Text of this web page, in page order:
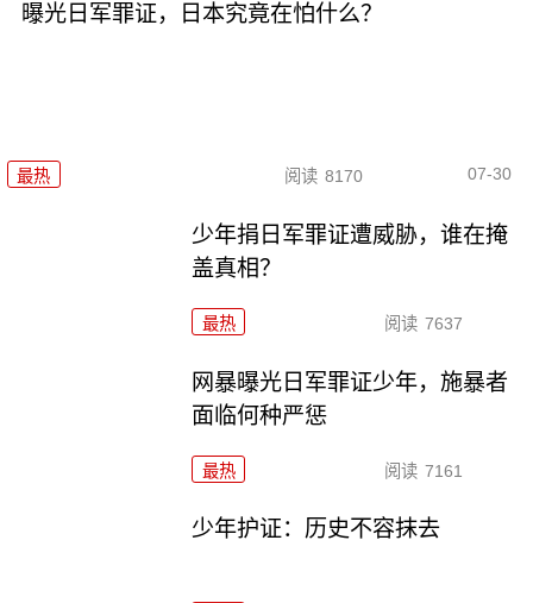
曝光日军罪证，日本究竟在怕什么？
最热 阅读 8170 07-30
少年捐日军罪证遭威胁，谁在掩
盖真相？
最热 阅读 7637
网暴曝光日军罪证少年，施暴者
面临何种严惩
最热 阅读 7161
少年护证：历史不容抹去